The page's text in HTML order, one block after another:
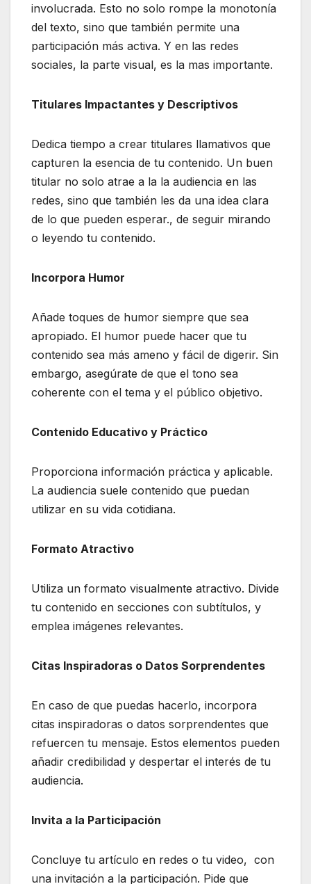
involucrada. Esto no solo rompe la monotonía
del texto, sino que también permite una
participación más activa. Y en las redes
sociales, la parte visual, es la mas importante.
Titulares Impactantes y Descriptivos
Dedica tiempo a crear titulares llamativos que
capturen la esencia de tu contenido. Un buen
titular no solo atrae a la la audiencia en las
redes, sino que también les da una idea clara
de lo que pueden esperar., de seguir mirando
o leyendo tu contenido.
Incorpora Humor
Añade toques de humor siempre que sea
apropiado. El humor puede hacer que tu
contenido sea más ameno y fácil de digerir. Sin
embargo, asegúrate de que el tono sea
coherente con el tema y el público objetivo.
Contenido Educativo y Práctico
Proporciona información práctica y aplicable.
La audiencia suele contenido que puedan
utilizar en su vida cotidiana.
Formato Atractivo
Utiliza un formato visualmente atractivo. Divide
tu contenido en secciones con subtítulos, y
emplea imágenes relevantes.
Citas Inspiradoras o Datos Sorprendentes
En caso de que puedas hacerlo, incorpora
citas inspiradoras o datos sorprendentes que
refuercen tu mensaje. Estos elementos pueden
añadir credibilidad y despertar el interés de tu
audiencia.
Invita a la Participación
Concluye tu artículo en redes o tu video, con
una invitación a la participación. Pide que